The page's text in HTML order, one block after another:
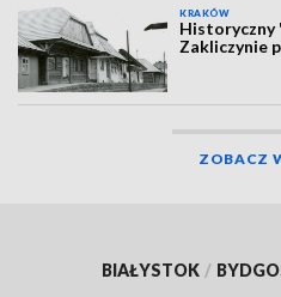
KRAKÓW
Historyczny
Zakliczynie
ZOBACZ
BIAŁYSTOK /